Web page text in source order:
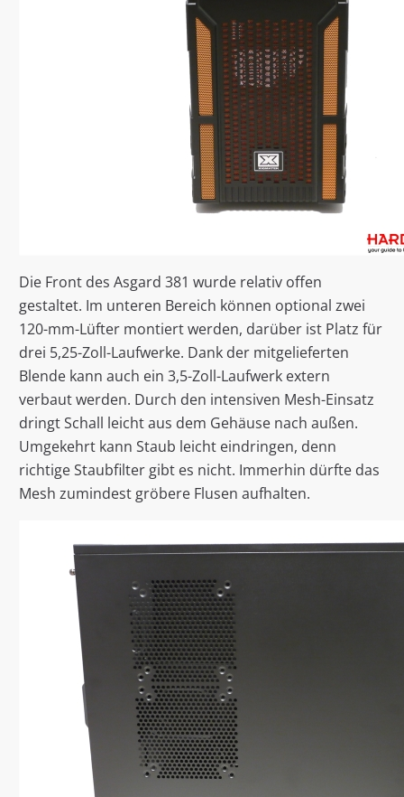
Die Front des Asgard 381 wurde relativ offen
gestaltet. Im unteren Bereich können optional zwei
120-mm-Lüfter montiert werden, darüber ist Platz für
drei 5,25-Zoll-Laufwerke. Dank der mitgelieferten
Blende kann auch ein 3,5-Zoll-Laufwerk extern
verbaut werden. Durch den intensiven Mesh-Einsatz
dringt Schall leicht aus dem Gehäuse nach außen.
Umgekehrt kann Staub leicht eindringen, denn
richtige Staubfilter gibt es nicht. Immerhin dürfte das
Mesh zumindest gröbere Flusen aufhalten.